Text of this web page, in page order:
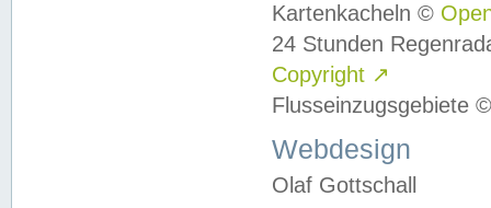
Kartenkacheln ©
24 Stunden
Copyright ↗
Flusseinzugsgebiete
Webdesign
Olaf Gottschall